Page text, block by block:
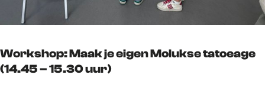
Workshop: Maak je eigen Molukse tatoeage
(14.45 – 15.30 uur)